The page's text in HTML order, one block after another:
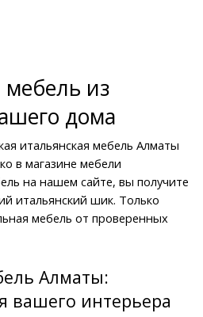
мебель из
дома
итальянская мебель Алматы
на нашем сайте, вы получите
итальянский шик. Только
мебель от проверенных
Алматы:
вашего интерьера